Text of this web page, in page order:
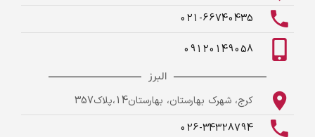
021-66740435
09120149058
البرز
کرج، شهرک بهارستان، بهارستان14،پلاک357
026-34328794